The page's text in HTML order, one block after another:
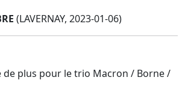
(LAVERNAY, 2023-01-06)
de plus pour le trio Macron / Borne /